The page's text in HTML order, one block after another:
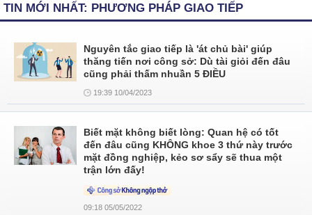
TIN MỚI NHẤT: PHƯƠNG PHÁP GIAO TIẾP
Nguyên tắc giao tiếp là 'át chủ bài' giúp
thăng tiến nơi công sở: Dù tài giỏi đến đâu
cũng phải thấm nhuần 5 ĐIỀU
19:39 10/04/2023
Biết mặt không biết lòng: Quan hệ có tốt
đến đâu cũng KHÔNG khoe 3 thứ này trước
mặt đồng nghiệp, kẻo sơ sẩy sẽ thua một
trận lớn đấy!
09:18 05/05/2022